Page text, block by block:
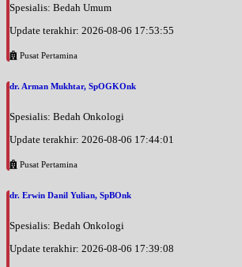
Spesialis: Bedah Umum
Update terakhir: 2026-08-06 17:53:55
Pusat Pertamina
dr. Arman Mukhtar, SpOGKOnk
Spesialis: Bedah Onkologi
Update terakhir: 2026-08-06 17:44:01
Pusat Pertamina
dr. Erwin Danil Yulian, SpBOnk
Spesialis: Bedah Onkologi
Update terakhir: 2026-08-06 17:39:08